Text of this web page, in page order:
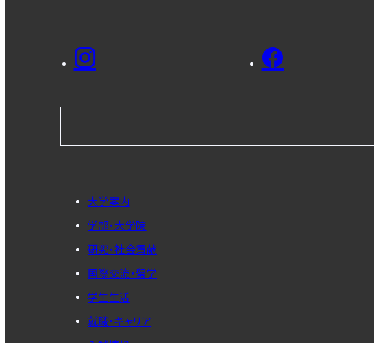
大学案内
学部・大学院
研究・社会貢献
国際交流・留学
学生生活
就職・キャリア